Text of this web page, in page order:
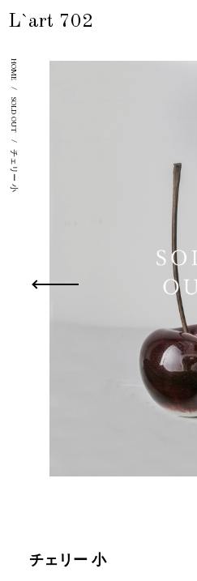
L`art 702
HOME
/
SOLD OUT
/
チェリー 小
チェリー 小